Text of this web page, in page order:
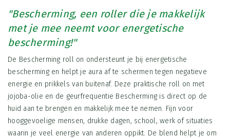
"Bescherming, een roller die je makkelijk
met je mee neemt voor energetische
bescherming!"
De Bescherming roll on ondersteunt je bij energetische
bescherming en helpt je aura af te schermen tegen negatieve
energie en prikkels van buitenaf. Deze praktische roll on met
jojoba-olie en de geurfrequentie Bescherming is direct op de
huid aan te brengen en makkelijk mee te nemen. Fijn voor
hooggevoelige mensen, drukke dagen, school, werk of situaties
waarin je veel energie van anderen oppikt. De blend helpt je om